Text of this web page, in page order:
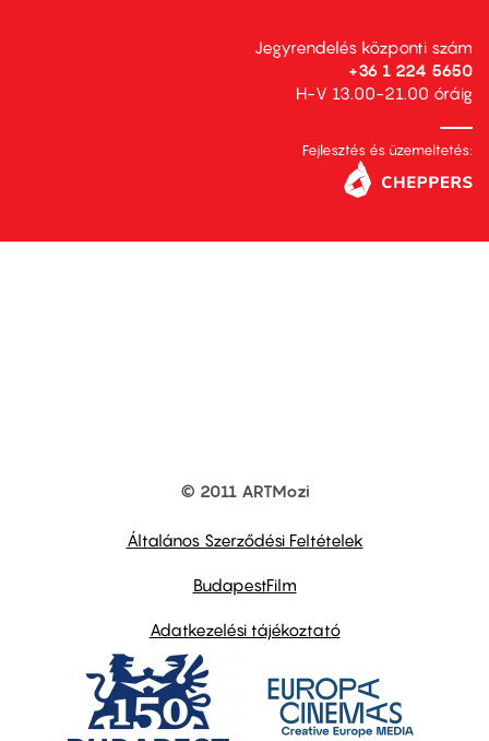
Jegyrendelés központi szám
+36 1 224 5650
H-V 13.00-21.00 óráig
Fejlesztés és üzemeltetés:
© 2011 ARTMozi
Általános Szerződési Feltételek
BudapestFilm
Adatkezelési tájékoztató